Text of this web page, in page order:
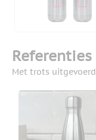
Referenties
Met trots uitgevoerd